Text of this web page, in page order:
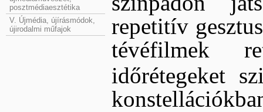
posztmédiaesztétika
V. Újmédia, újírásmódok,
újirodalmi műfajok
repetitív
tévéfilmek
időrétegeket